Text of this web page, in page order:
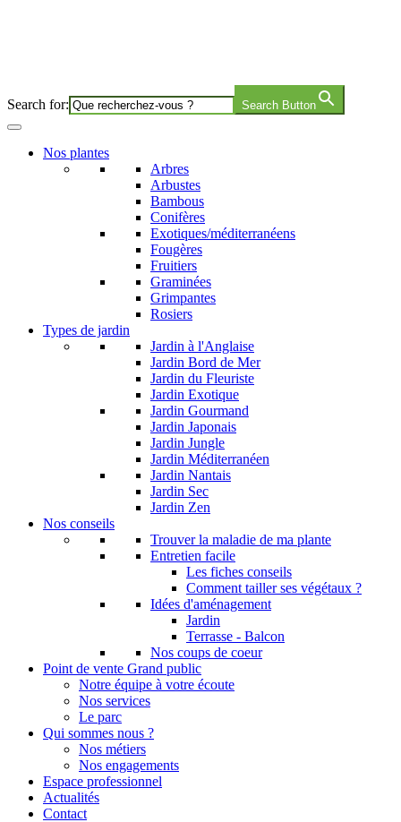
Search for: Search Button
Nos plantes
Arbres
Arbustes
Bambous
Conifères
Exotiques/méditerranéens
Fougères
Fruitiers
Graminées
Grimpantes
Rosiers
Types de jardin
Jardin à l'Anglaise
Jardin Bord de Mer
Jardin du Fleuriste
Jardin Exotique
Jardin Gourmand
Jardin Japonais
Jardin Jungle
Jardin Méditerranéen
Jardin Nantais
Jardin Sec
Jardin Zen
Nos conseils
Trouver la maladie de ma plante
Entretien facile
Les fiches conseils
Comment tailler ses végétaux ?
Idées d'aménagement
Jardin
Terrasse - Balcon
Nos coups de coeur
Point de vente Grand public
Notre équipe à votre écoute
Nos services
Le parc
Qui sommes nous ?
Nos métiers
Nos engagements
Espace professionnel
Actualités
Contact